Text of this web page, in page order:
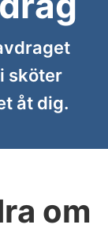
sköter
åt dig.
om